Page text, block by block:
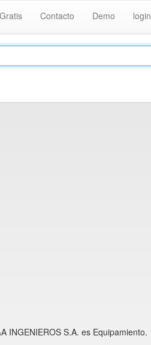
Contacto Demo login
INGENIEROS S.A. es Equipamiento.